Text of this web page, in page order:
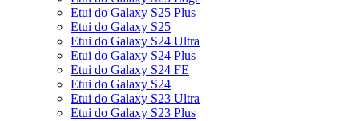
Etui do Galaxy S25 Plus
Etui do Galaxy S25
Etui do Galaxy S24 Ultra
Etui do Galaxy S24 Plus
Etui do Galaxy S24 FE
Etui do Galaxy S24
Etui do Galaxy S23 Ultra
Etui do Galaxy S23 Plus